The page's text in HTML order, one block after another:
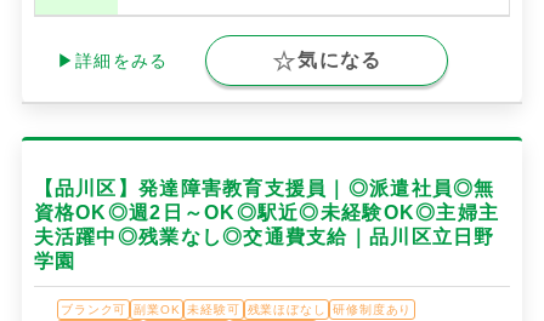
▶詳細をみる 気になる
【品川区】発達障害教育支援員｜◎派遣社員◎無
資格OK◎週2日～OK◎駅近◎未経験OK◎主婦主
夫活躍中◎残業なし◎交通費支給｜品川区立日野
学園
ブランク可 副業OK 未経験可 残業ほぼなし
研修制度あり